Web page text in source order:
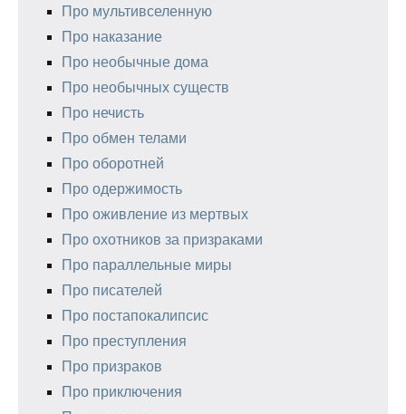
Про мультивселенную
Про наказание
Про необычные дома
Про необычных существ
Про нечисть
Про обмен телами
Про оборотней
Про одержимость
Про оживление из мертвых
Про охотников за призраками
Про параллельные миры
Про писателей
Про постапокалипсис
Про преступления
Про призраков
Про приключения